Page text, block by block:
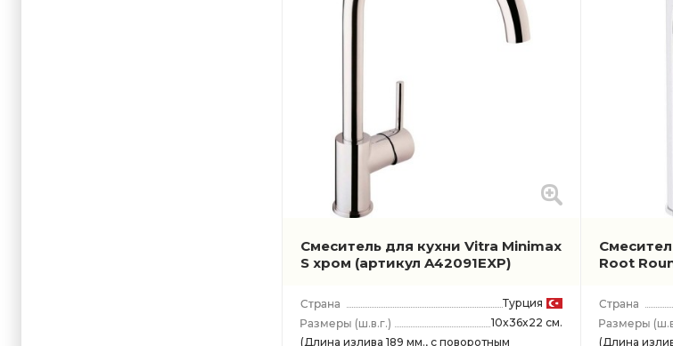
Смеситель для кухни Vitra Minimax
S хром (артикул A42091EXP)
Турция
(ш.в.г.)
10x36x22 см.
(Длина излива 189 мм., с поворотным
Root
(Длина